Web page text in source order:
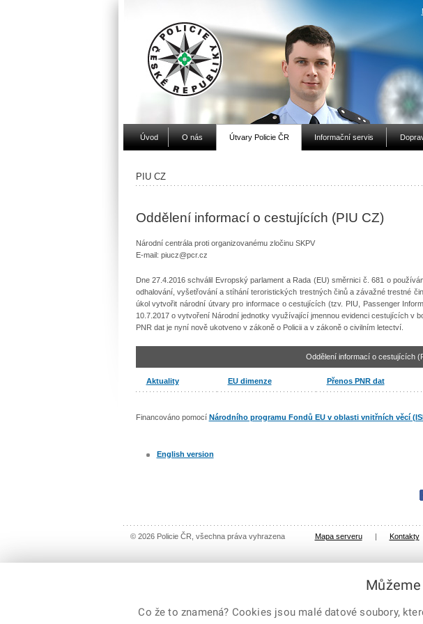
Úvod O nás Útvary Policie ČR Informační servis
PIU CZ
Oddělení informací o cestujících (PIU CZ)
Národní centrála proti organizovanému zločinu SKPV
E-mail: piucz@pcr.cz
Dne 27.4.2016 schválil Evropský parlament a Rada (EU) směrnici č. 681 o
odhalování, vyšetřování a stíhání teroristických trestných činů a závažné trestné
úkol vytvořit národní útvary pro informace o cestujících (tzv. PIU, Passenger
10.7.2017 o vytvoření Národní jednotky využívající jmennou evidenci cestujících v
PNR dat je nyní nově ukotveno v zákoně o Policii a v zákoně o civilním letectví.
Oddělení informací o cestujících
Aktuality EU dimenze Přenos PNR dat
Financováno pomocí Národního programu Fondů EU v oblasti vnitřních věcí
English version
© 2026 Policie ČR, všechna práva vyhrazena Mapa serveru | Kontakty
Co že to znamená? Cookies jsou malé datové soubory,